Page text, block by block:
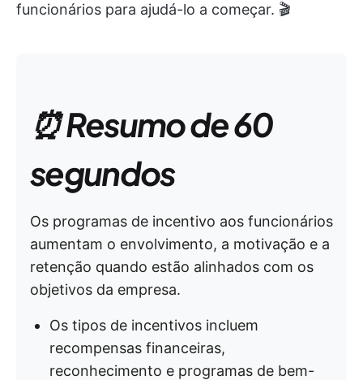
funcionários para ajudá-lo a começar. 🎬
⏰ Resumo de 60
segundos
Os programas de incentivo aos funcionários
aumentam o envolvimento, a motivação e a
retenção quando estão alinhados com os
objetivos da empresa.
Os tipos de incentivos incluem
recompensas financeiras,
reconhecimento e programas de bem-